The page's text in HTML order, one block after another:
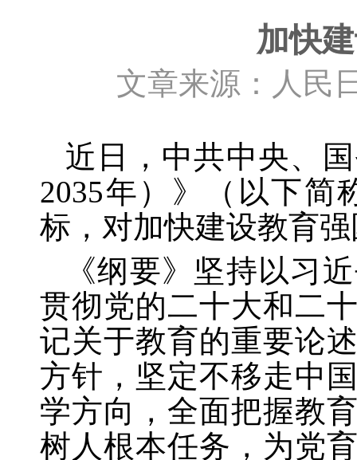
加快
文章来源：人
近日，中共中央、
2035年）》（以下简
标，对加快建设教育
《纲要》坚持以习
贯彻党的二十大和二
记关于教育的重要论
方针，坚定不移走中
学方向，全面把握教
树人根本任务，为党